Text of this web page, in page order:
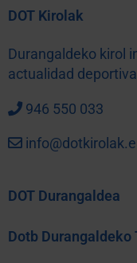
DOT Kirolak
Durangaldeko kirol
actualidad
946 550 033
DOT Durangaldea
Dotb Durangaldeko